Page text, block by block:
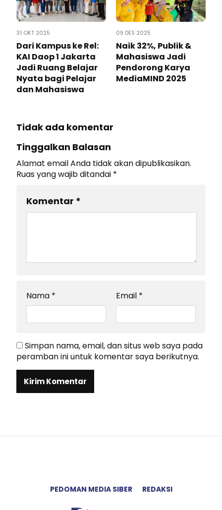
31 OKT 2025
Dari Kampus ke Rel:
KAI Daop 1 Jakarta
Jadi Ruang Belajar
Nyata bagi Pelajar
dan Mahasiswa
09 DES 2025
Naik 32%, Publik &
Mahasiswa Jadi
Pendorong Karya
MediaMIND 2025
Tidak ada komentar
Tinggalkan Balasan
Alamat email Anda tidak akan dipublikasikan.
Ruas yang wajib ditandai *
Komentar *
Nama * Email *
Simpan nama, email, dan situs web saya pada
peramban ini untuk komentar saya berikutnya.
PEDOMAN MEDIA SIBER REDAKSI